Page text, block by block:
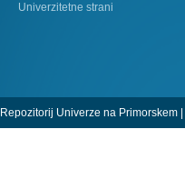
Univerzitetne strani
Repozitorij Univerze na Primorskem |